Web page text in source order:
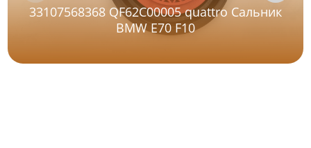
33107568368 QF62C00005 quattro Сальник
BMW E70 F10